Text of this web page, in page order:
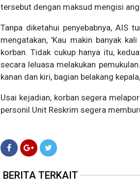
tersebut dengan maksud mengisi
Tanpa diketahui penyebabnya, AIS
mengatakan, 'Kau makin banyak
korban. Tidak cukup hanya itu,
secara leluasa melakukan
kanan dan kiri, bagian belakang
Usai kejadian, korban segera
personil Unit Reskrim segera
BERITA TERKAIT